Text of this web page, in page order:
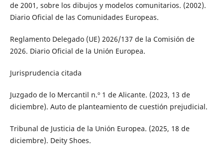
de 2001, sobre los dibujos y modelos comunitarios. (2002).
Diario Oficial de las Comunidades Europeas.
Reglamento Delegado (UE) 2026/137 de la Comisión de
2026. Diario Oficial de la Unión Europea.
Jurisprudencia citada
Juzgado de lo Mercantil n.º 1 de Alicante. (2023, 13 de
diciembre). Auto de planteamiento de cuestión prejudicial.
Tribunal de Justicia de la Unión Europea. (2025, 18 de
diciembre). Deity Shoes.